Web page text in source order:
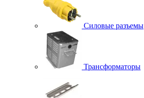
Силовые разъемы
Трансформаторы